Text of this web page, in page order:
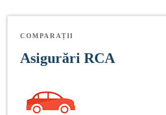
COMPARAȚII
Asigurări RCA